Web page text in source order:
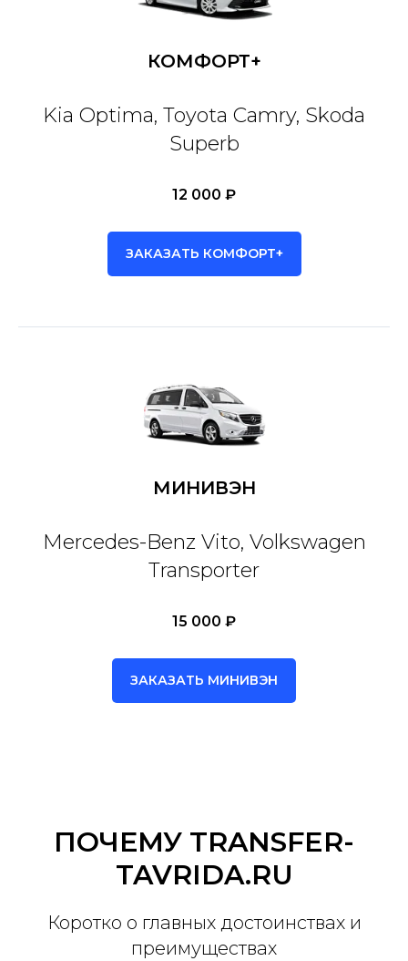
КОМФОРТ+
Kia Optima, Toyota Camry, Skoda
Superb
12 000 ₽
ЗАКАЗАТЬ КОМФОРТ+
МИНИВЭН
Mercedes-Benz Vito, Volkswagen
Transporter
15 000 ₽
ЗАКАЗАТЬ МИНИВЭН
ПОЧЕМУ TRANSFER-
TAVRIDA.RU
Коротко о главных достоинствах и
преимуществах